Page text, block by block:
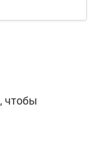
, чтобы